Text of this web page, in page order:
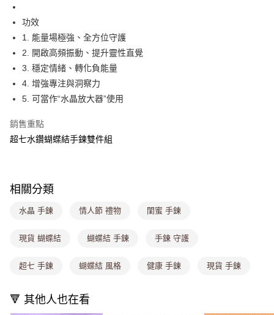
醒簡訊。
2.透過簡訊連結打開帳單後，可選擇「超商條碼／台灣大直營門市／銀行轉
帳／街口支付／iPASS MONEY」等通路繳費。
【注意事項】
用戶於交易時，得透過本服務購買商品或服務，並由商店將買賣／分期付款
買賣價金債權讓與本公司後，依約使用本公司帳單繳交帳款。
2.基於同意付款使用「大哥付你分期」之契約關係目的，商店將以您的個人
資料（包含姓名、電話或地址）提供予台灣大哥大進項蒐集、處理及利用，
3.完整用戶服務條款，請詳閱以下連結：
萊爾富取貨付款
每筆NT$8,888，滿NT$8,888(含以上)免運費
付款後萊爾富取貨
每筆NT$8,888，滿NT$8,888(含以上)免運費
7-11取貨付款
每筆NT$80，滿NT$1,000(含以上)免運費
付款後7-11取貨
每筆NT$100，滿NT$1,000(含以上)免運費
免運費
功效
1. 能量場極強、全方位守護
2. 開啟高頻振動、提升靈性直覺
3. 穩定情緒、轉化負能量
4. 增強專注與洞察力
5. 可當作“水晶放大器”使用
銷售重點
超七水鑽蝴蝶結手鍊雙件組
相關分類
水晶 手鍊 情人節 禮物 閨蜜 手鍊
現貨 蝴蝶結 蝴蝶結 手鍊 手鍊 守護
超七 手鍊 蝴蝶結 風格 健康 手鍊 現貨 手鍊
🔻 其他人也在看